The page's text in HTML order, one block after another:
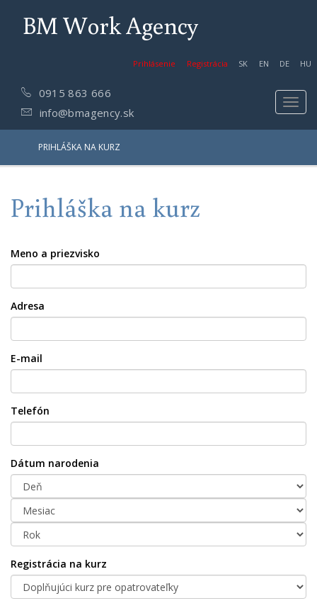
BM Work Agency
Prihlásenie Registrácia SK EN DE HU
0915 863 666
info@bmagency.sk
PRIHLÁŠKA NA KURZ
Prihláška na kurz
Meno a priezvisko
Adresa
E-mail
Telefón
Dátum narodenia
Registrácia na kurz